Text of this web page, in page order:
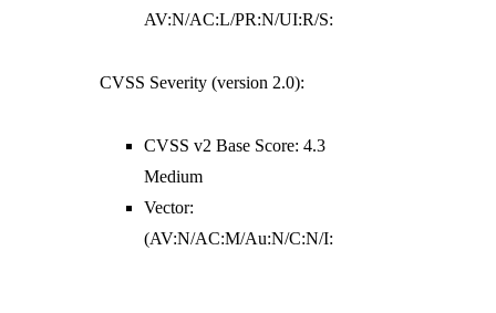
AV:N/AC:L/PR:N/UI:R/S:C/C:L/I:L/A:N
CVSS Severity (version 2.0):
CVSS v2 Base Score: 4.3
Medium
Vector:
(AV:N/AC:M/Au:N/C:N/I:P/A:N)